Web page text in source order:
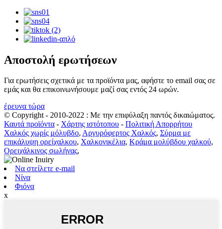
Αποστολή ερωτήσεων
Για ερωτήσεις σχετικά με τα προϊόντα μας, αφήστε το email σας σε
εμάς και θα επικοινωνήσουμε μαζί σας εντός 24 ωρών.
έρευνα τώρα
© Copyright - 2010-2022 : Με την επιφύλαξη παντός δικαιώματος.
Καυτά προϊόντα - Χάρτης ιστότοπου - Πολιτική Απορρήτου
Χαλκός χωρίς μόλυβδο, Αργυρόφερτος Χαλκός, Σύρμα με
επικάλυψη ορείχαλκου, Χαλκονικέλια, Κράμα μολύβδου χαλκού,
Ορειχάλκινος σωλήνας,
Να στείλετε e-mail
Νίνα
Φιόνα
x